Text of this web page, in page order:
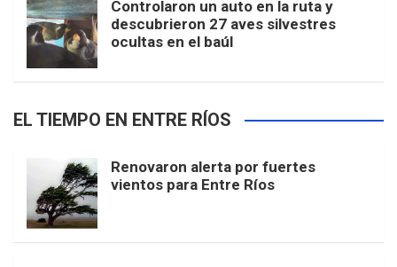
Controlaron un auto en la ruta y
descubrieron 27 aves silvestres
ocultas en el baúl
EL TIEMPO EN ENTRE RÍOS
Renovaron alerta por fuertes
vientos para Entre Ríos